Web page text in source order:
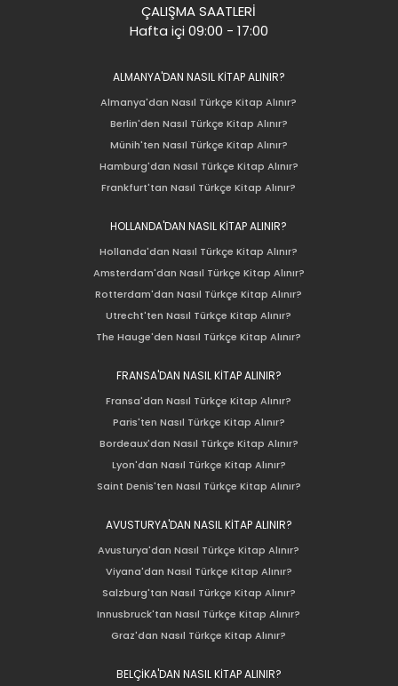
ÇALIŞMA SAATLERİ
Hafta içi 09:00 - 17:00
ALMANYA'DAN NASIL KİTAP ALINIR?
Almanya'dan Nasıl Türkçe Kitap Alınır?
Berlin'den Nasıl Türkçe Kitap Alınır?
Münih'ten Nasıl Türkçe Kitap Alınır?
Hamburg'dan Nasıl Türkçe Kitap Alınır?
Frankfurt'tan Nasıl Türkçe Kitap Alınır?
HOLLANDA'DAN NASIL KİTAP ALINIR?
Hollanda'dan Nasıl Türkçe Kitap Alınır?
Amsterdam'dan Nasıl Türkçe Kitap Alınır?
Rotterdam'dan Nasıl Türkçe Kitap Alınır?
Utrecht'ten Nasıl Türkçe Kitap Alınır?
The Hauge'den Nasıl Türkçe Kitap Alınır?
FRANSA'DAN NASIL KİTAP ALINIR?
Fransa'dan Nasıl Türkçe Kitap Alınır?
Paris'ten Nasıl Türkçe Kitap Alınır?
Bordeaux'dan Nasıl Türkçe Kitap Alınır?
Lyon'dan Nasıl Türkçe Kitap Alınır?
Saint Denis'ten Nasıl Türkçe Kitap Alınır?
AVUSTURYA'DAN NASIL KİTAP ALINIR?
Avusturya'dan Nasıl Türkçe Kitap Alınır?
Viyana'dan Nasıl Türkçe Kitap Alınır?
Salzburg'tan Nasıl Türkçe Kitap Alınır?
Innusbruck'tan Nasıl Türkçe Kitap Alınır?
Graz'dan Nasıl Türkçe Kitap Alınır?
BELÇİKA'DAN NASIL KİTAP ALINIR?